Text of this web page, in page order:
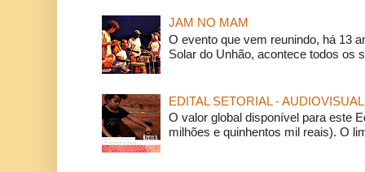
JAM NO MAM
O evento que vem reunindo, há 13
Solar do Unhão, acontece todos os
EDITAL SETORIAL - AUDIOVISUAL
O valor global disponível para este
milhões e quinhentos mil reais). O